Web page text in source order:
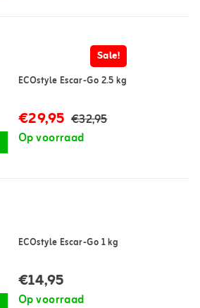
Sale!
ECOstyle Escar-Go 2.5 kg
€29,95 €32,95
Op voorraad
ECOstyle Escar-Go 1 kg
€14,95
Op voorraad